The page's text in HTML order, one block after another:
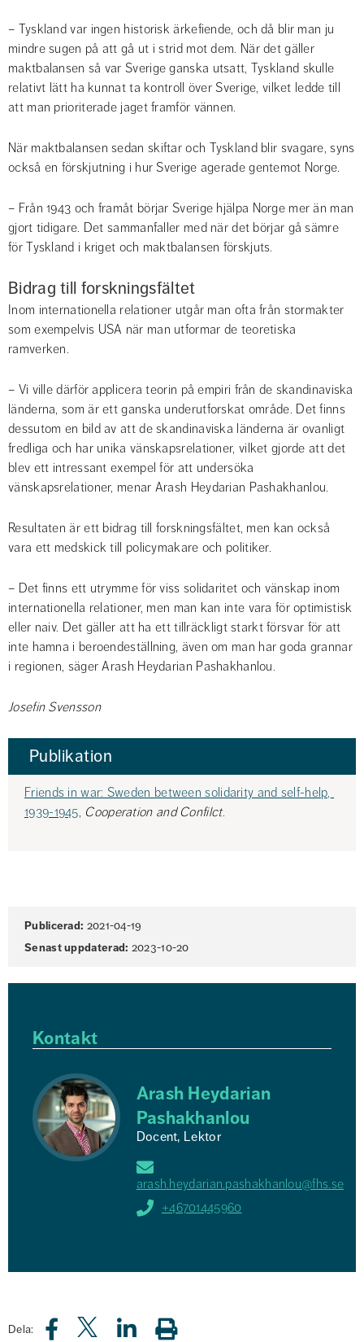
– Tyskland var ingen historisk ärkefiende, och då blir man ju
mindre sugen på att gå ut i strid mot dem. När det gäller
maktbalansen så var Sverige ganska utsatt, Tyskland skulle
relativt lätt ha kunnat ta kontroll över Sverige, vilket ledde till
att man prioriterade jaget framför vännen.
När maktbalansen sedan skiftar och Tyskland blir svagare, syns
också en förskjutning i hur Sverige agerade gentemot Norge.
– Från 1943 och framåt börjar Sverige hjälpa Norge mer än man
gjort tidigare. Det sammanfaller med när det börjar gå sämre
för Tyskland i kriget och maktbalansen förskjuts.
Bidrag till forskningsfältet
Inom internationella relationer utgår man ofta från stormakter
som exempelvis USA när man utformar de teoretiska
ramverken.
– Vi ville därför applicera teorin på empiri från de skandinaviska
länderna, som är ett ganska underutforskat område. Det finns
dessutom en bild av att de skandinaviska länderna är ovanligt
fredliga och har unika vänskapsrelationer, vilket gjorde att det
blev ett intressant exempel för att undersöka
vänskapsrelationer, menar Arash Heydarian Pashakhanlou.
Resultaten är ett bidrag till forskningsfältet, men kan också
vara ett medskick till policymakare och politiker.
– Det finns ett utrymme för viss solidaritet och vänskap inom
internationella relationer, men man kan inte vara för optimistisk
eller naiv. Det gäller att ha ett tillräckligt starkt försvar för att
inte hamna i beroendeställning, även om man har goda grannar
i regionen, säger Arash Heydarian Pashakhanlou.
Josefin Svensson
Publikation
Friends in war: Sweden between solidarity and self-help,
1939-1945, Cooperation and Confilct.
Sidinformation
Publicerad: 2021-04-19
Senast uppdaterad: 2023-10-20
Kontakt
Arash Heydarian
Pashakhanlou
Docent, Lektor
arash.heydarian.pashakhanlou@fhs.se
+46701445960
Dela: